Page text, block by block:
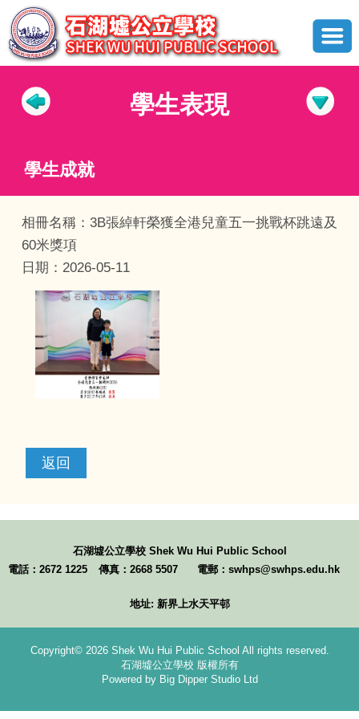
學生表現
學生成就
相冊名稱：3B張綽軒榮獲全港兒童五一挑戰杯跳遠及
60米獎項
日期：2026-05-11
返回
石湖墟公立學校 Shek Wu Hui Public School
電話：2672 1225
傳真：2668 5507 電郵：swhps@swhps.edu.hk
地址: 新界上水天平邨
Copyright© 2026 Shek Wu Hui Public School All rights reserved.
石湖墟公立學校 版權所有
Powered by Big Dipper Studio Ltd